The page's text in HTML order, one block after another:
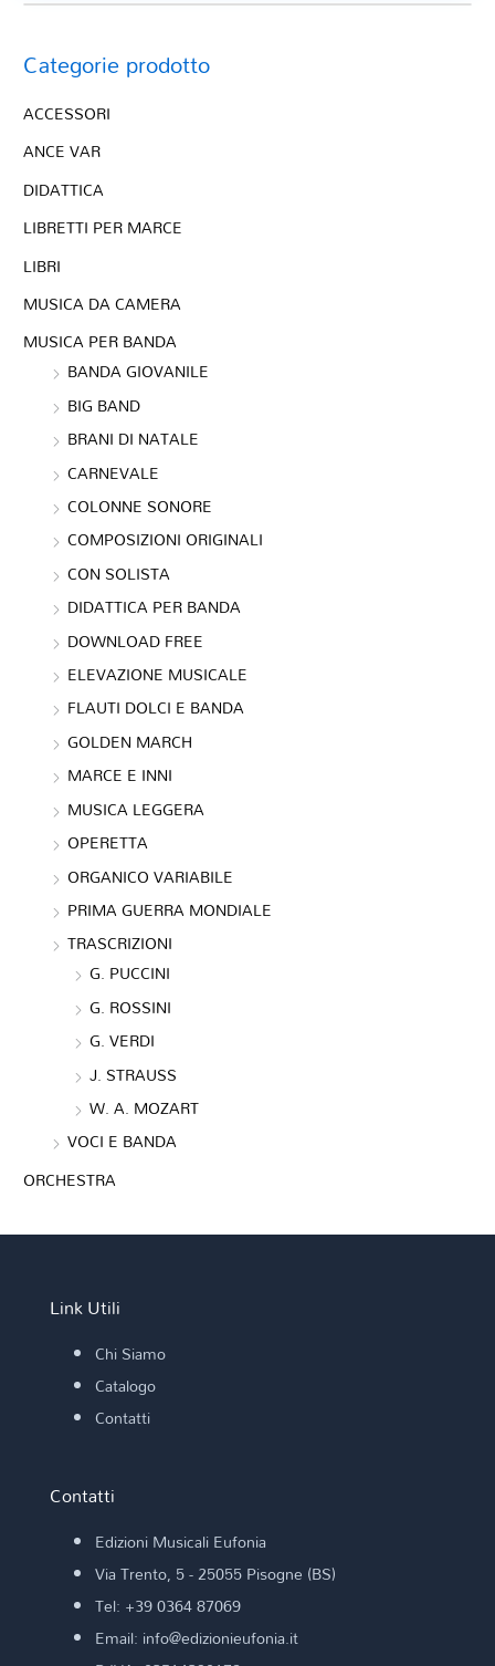
Categorie prodotto
ACCESSORI
ANCE VAR
DIDATTICA
LIBRETTI PER MARCE
LIBRI
MUSICA DA CAMERA
MUSICA PER BANDA
BANDA GIOVANILE
BIG BAND
BRANI DI NATALE
CARNEVALE
COLONNE SONORE
COMPOSIZIONI ORIGINALI
CON SOLISTA
DIDATTICA PER BANDA
DOWNLOAD FREE
ELEVAZIONE MUSICALE
FLAUTI DOLCI E BANDA
GOLDEN MARCH
MARCE E INNI
MUSICA LEGGERA
OPERETTA
ORGANICO VARIABILE
PRIMA GUERRA MONDIALE
TRASCRIZIONI
G. PUCCINI
G. ROSSINI
G. VERDI
J. STRAUSS
W. A. MOZART
VOCI E BANDA
ORCHESTRA
Link Utili
Chi Siamo
Catalogo
Contatti
Contatti
Edizioni Musicali Eufonia
Via Trento, 5 - 25055 Pisogne (BS)
Tel: +39 0364 87069
Email: info@edizionieufonia.it